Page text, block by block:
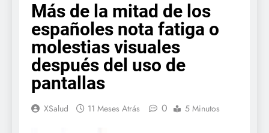
Más de la mitad de los
españoles nota fatiga o
molestias visuales
después del uso de
pantallas
XSalud 11 Meses Atrás 0 5 Minutos